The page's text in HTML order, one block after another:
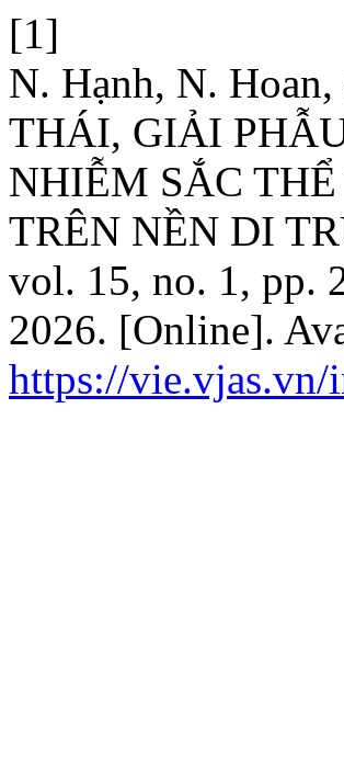
[1]
N. Hạnh, N.
THÁI, GIẢI
NHIỄM SẮC
TRÊN NỀN DI
vol. 15, no. 1, pp.
2026. [Online].
https://